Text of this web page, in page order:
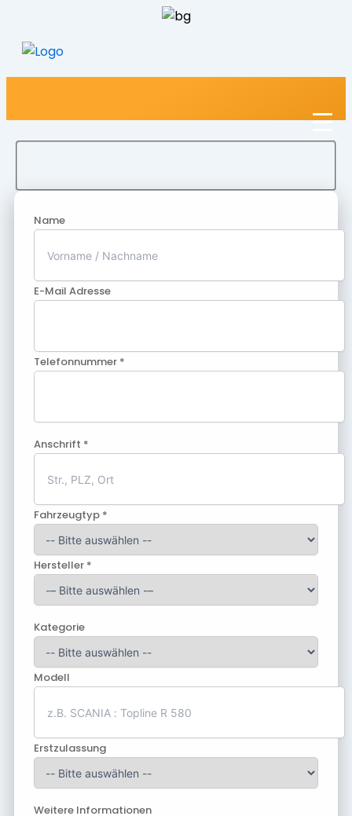
Name
E-Mail Adresse
Telefonnummer *
Anschrift *
Fahrzeugtyp *
Hersteller *
Kategorie
Modell
Erstzulassung
Weitere Informationen